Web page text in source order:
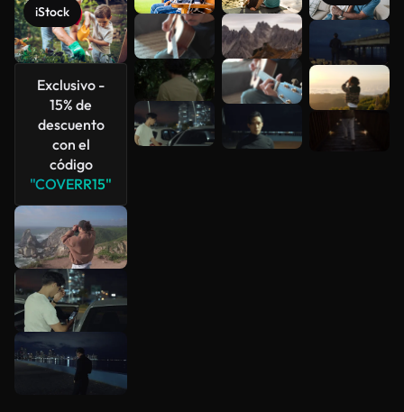
iStock
Exclusivo -
15% de
descuento
con el
código
"COVERR15"
Ver más